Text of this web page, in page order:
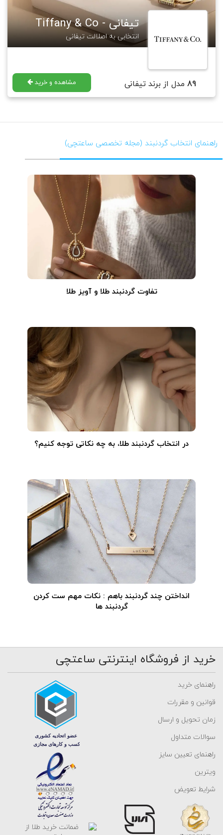
تیفانی - Tiffany & Co
انتخابی به اصلالت تیفانی
89 مدل از برند تیفانی مشاهده و خرید
راهنمای انتخاب گردنبند (مجله تخصصی ساعتچی)
تفاوت گردنبند طلا و آویز طلا
در انتخاب گردنبند طلا‌، به چه نکاتی توجه کنیم؟
انداختن چند گردنبند باهم : نکات مهم ست کردن
گردنبند ها
خرید از فروشگاه اینترنتی ساعتچی
راهنمای خرید
قوانین و مقررات
زمان تحویل و ارسال
سوالات متداول
راهنمای تعیین سایز
ویترین
شرایط تعویض